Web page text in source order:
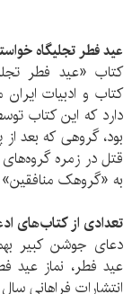
عید فطر تجلیگاه
کتاب «عید فطر
دارد که این کتاب
بود، گروهی که بعد
قتل در زمره
به «گروهک
تعدادی از کتاب‌های
دعای جوشن کبیر
عید فطر، نماز عید
انتشارات فراهانی سال 1385